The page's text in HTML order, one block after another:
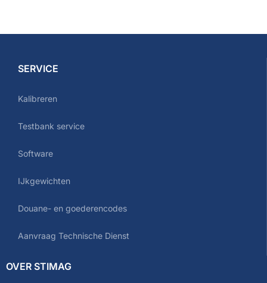
SERVICE
Kalibreren
Testbank service
Software
IJkgewichten
Douane- en goederencodes
Aanvraag Technische Dienst
OVER STIMAG